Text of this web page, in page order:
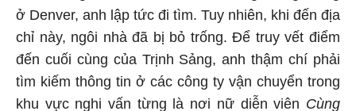
ở Denver, anh lập tức đi tìm. Tuy nhiên, khi đến địa
chỉ này, ngôi nhà đã bị bỏ trống. Để truy vết điểm
đến cuối cùng của Trịnh Sảng, anh thậm chí phải
tìm kiếm thông tin ở các công ty vận chuyển trong
khu vực nghi vấn từng là nơi nữ diễn viên Cùng